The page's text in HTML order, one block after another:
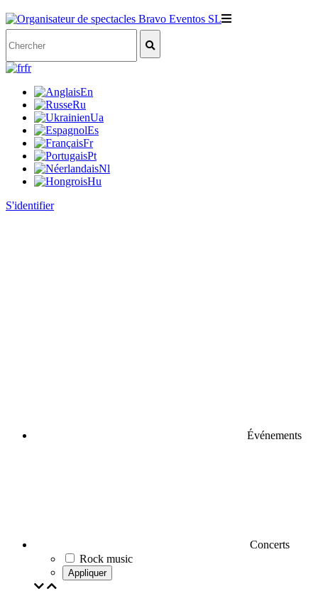
fr
En
Ru
Ua
Es
Fr
Pt
Nl
Hu
S'identifier
Événements
Concerts
Rock music
Appliquer